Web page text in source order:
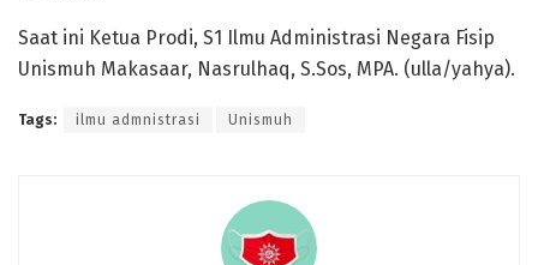
Saat ini Ketua Prodi, S1 Ilmu Administrasi Negara Fisip
Unismuh Makasaar, Nasrulhaq, S.Sos, MPA. (ulla/yahya).
Tags: ilmu admnistrasi Unismuh